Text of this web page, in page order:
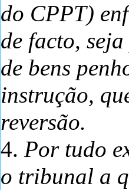
do CPPT)
de facto,
de bens
instrução,
reversão.
4.Por tudo
o tribunal a